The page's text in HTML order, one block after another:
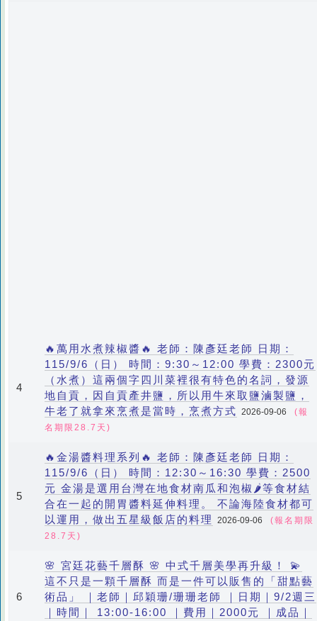
4
🔥萬用水煮辣椒醬🔥 老師：陳彥廷老師 日期：
115/9/6（日） 時間：9:30～12:00 學費：2300元
（水煮）這兩個字四川菜裡很有特色的名詞，發源
地自貢，因自貢產井鹽，所以用牛來取鹽滷製鹽，
牛老了就拿來烹煮是當時，烹煮方式 2026-09-06
(報
名期限28.7天)
5
🔥金湯醬料理系列🔥 老師：陳彥廷老師 日期：
115/9/6（日） 時間：12:30～16:30 學費：2500
元 金湯是選用台灣在地食材南瓜和泡椒🌶等食材結
合在一起的開胃醬料延伸料理。 不論海陸食材都可
以運用，做出五星級飯店的料理
2026-09-06
(報名期限
28.7天)
6
🌸 宮廷花藝千層酥 🌸 中式千層美學再升級！ 💫
這不只是一顆千層酥 而是一件可以販售的「甜點藝
術品」 ｜老師｜邱穎珊/珊珊老師 ｜日期｜9/2週三
｜時間｜ 13:00-16:00 ｜費用｜2000元 ｜成品｜